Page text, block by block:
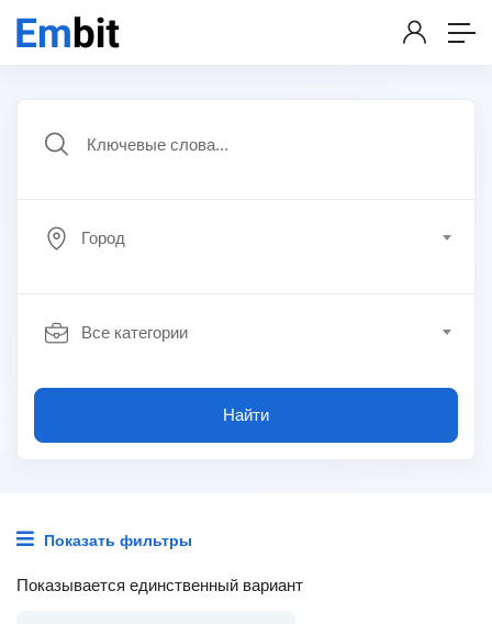
Город
Все категории
Найти
Показать фильтры
Показывается единственный вариант